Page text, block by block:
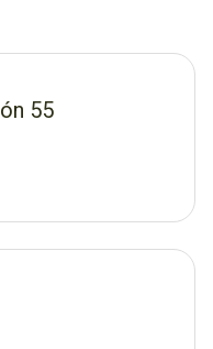
55